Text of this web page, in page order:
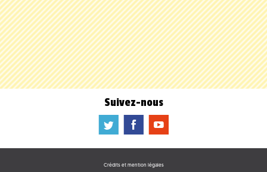
Suivez-nous
a b f
Crédits et mention légales